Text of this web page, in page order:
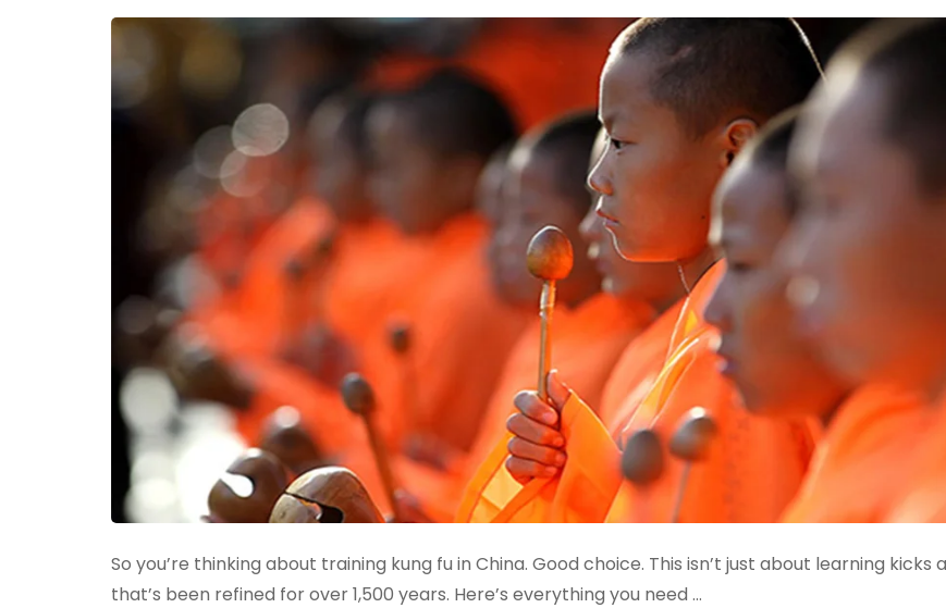
像
水
一
样
流
动，
在
搏
击
中
重
塑
身
心
信
So you’re thinking about training kung fu in China. Good choice. This isn’t just about learning
that’s been refined for over 1,500 years. Here’s everything you need …